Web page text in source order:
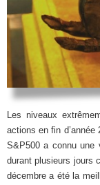
Les niveaux
actions en fin d’année
S&P500 a connu
durant plusieurs jours
décembre a été la